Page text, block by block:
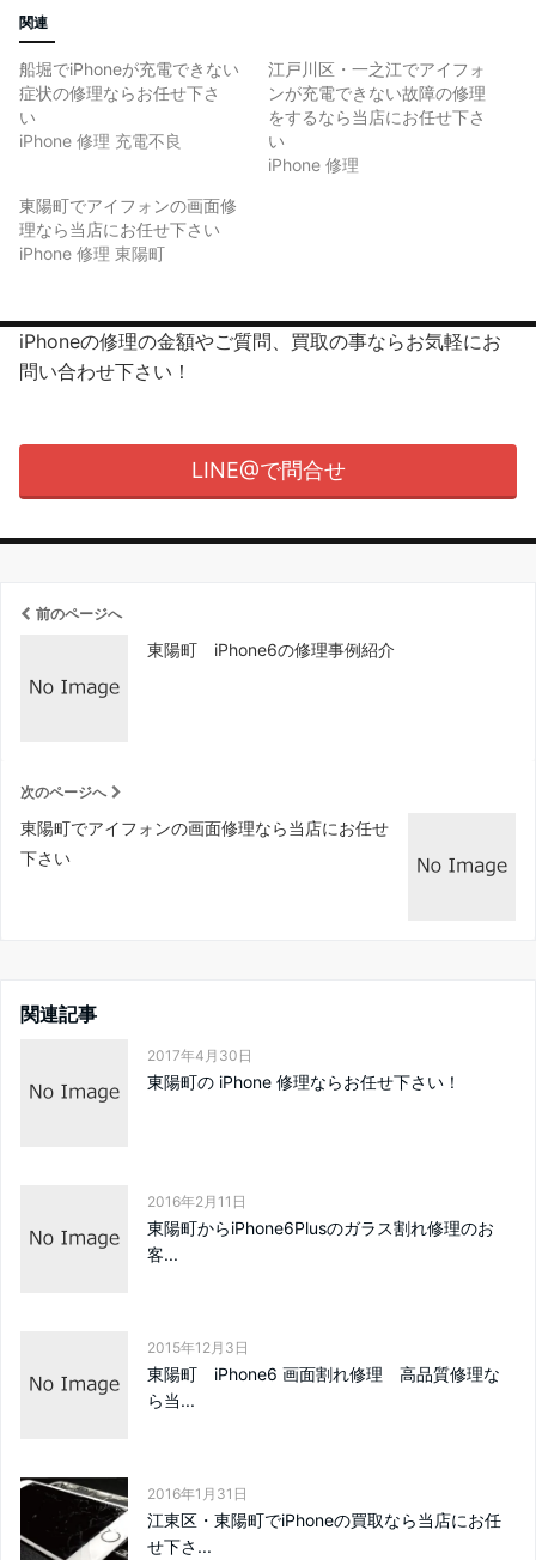
関連
船堀でiPhoneが充電できない
症状の修理ならお任せ下さ
い
iPhone 修理 充電不良
江戸川区・一之江でアイフォ
ンが充電できない故障の修理
をするなら当店にお任せ下さ
い
iPhone 修理
東陽町でアイフォンの画面修
理なら当店にお任せ下さい
iPhone 修理 東陽町
iPhoneの修理の金額やご質問、買取の事ならお気軽にお
問い合わせ下さい！
LINE@で問合せ
前のページへ
東陽町 iPhone6の修理事例紹介
次のページへ
東陽町でアイフォンの画面修理なら当店にお任せ
下さい
関連記事
2017年4月30日
東陽町の iPhone 修理ならお任せ下さい！
2016年2月11日
東陽町からiPhone6Plusのガラス割れ修理のお
客...
2015年12月3日
東陽町 iPhone6 画面割れ修理 高品質修理な
ら当...
2016年1月31日
江東区・東陽町でiPhoneの買取なら当店にお任
せ下さ...